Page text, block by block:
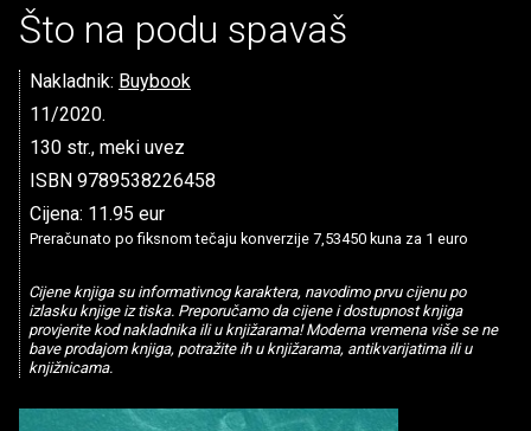
Što na podu spavaš
Nakladnik: Buybook
11/2020.
130 str., meki uvez
ISBN 9789538226458
Cijena: 11.95 eur
Preračunato po fiksnom tečaju konverzije 7,53450 kuna za 1 euro
Cijene knjiga su informativnog karaktera, navodimo prvu cijenu po
izlasku knjige iz tiska. Preporučamo da cijene i dostupnost knjiga
provjerite kod nakladnika ili u knjižarama! Moderna vremena više se ne
bave prodajom knjiga, potražite ih u knjižarama, antikvarijatima ili u
knjižnicama.